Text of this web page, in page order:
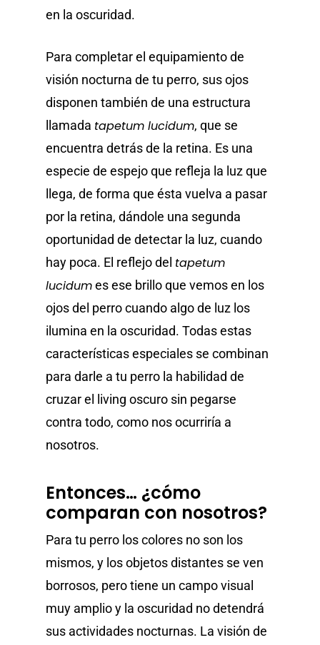
en la oscuridad.
Para completar el equipamiento de
visión nocturna de tu perro, sus ojos
disponen también de una estructura
llamada tapetum lucidum, que se
encuentra detrás de la retina. Es una
especie de espejo que refleja la luz que
llega, de forma que ésta vuelva a pasar
por la retina, dándole una segunda
oportunidad de detectar la luz, cuando
hay poca. El reflejo del tapetum
lucidumes ese brillo que vemos en los
ojos del perro cuando algo de luz los
ilumina en la oscuridad. Todas estas
características especiales se combinan
para darle a tu perro la habilidad de
cruzar el living oscuro sin pegarse
contra todo, como nos ocurriría a
nosotros.
Entonces… ¿cómo
comparan con nosotros?
Para tu perro los colores no son los
mismos, y los objetos distantes se ven
borrosos, pero tiene un campo visual
muy amplio y la oscuridad no detendrá
sus actividades nocturnas. La visión de